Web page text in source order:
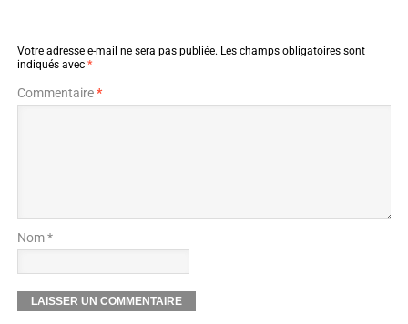
Votre adresse e-mail ne sera pas publiée. Les champs obligatoires sont
indiqués avec *
Commentaire*
Nom *